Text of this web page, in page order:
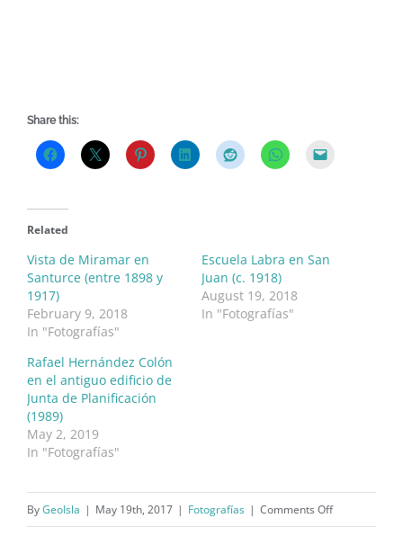
Share this:
Related
Vista de Miramar en
Santurce (entre 1898 y
1917)
February 9, 2018
In "Fotografías"
Escuela Labra en San
Juan (c. 1918)
August 19, 2018
In "Fotografías"
Rafael Hernández Colón
en el antiguo edificio de
Junta de Planificación
(1989)
May 2, 2019
In "Fotografías"
ByGeoIsla | May 19th, 2017 | Fotografías | Comments Offon